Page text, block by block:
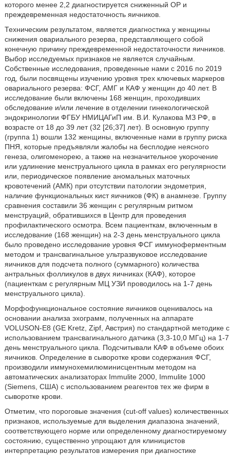
которого менее 2,2 диагностируется сниженный ОР и
преждевременная недостаточность яичников.
Техническим результатом, является диагностика у женщины
снижения овариального резерва, представляющего собой
конечную причину преждевременной недостаточности яичников.
Выбор исследуемых признаков не является случайным.
Собственные исследования, проведенные нами с 2016 по 2019
год, были посвящены изучению уровня трех ключевых маркеров
овариального резерва: ФСГ, АМГ и КАФ у женщин до 40 лет. В
исследование были включены 168 женщин, проходивших
обследование и/или лечение в отделении гинекологической
эндокринологии ФГБУ НМИЦАГиП им. В.И. Кулакова МЗ РФ, в
возрасте от 18 до 39 лет (32 [26;37] лет). В основную группу
(группа 1) вошли 132 женщины, включенные нами в группу риска
ПНЯ, которые предъявляли жалобы на бесплодие неясного
генеза, олигоменорею, а также на незначительное укорочение
или удлинение менструального цикла в рамках его регулярности
или, периодическое появление аномальных маточных
кровотечений (АМК) при отсутствии патологии эндометрия,
наличие функциональных кист яичников (ФК) в анамнезе. Группу
сравнения составили 36 женщин с регулярным ритмом
менструаций, обратившихся в Центр для проведения
профилактического осмотра. Всем пациенткам, включенным в
исследование (168 женщин) на 2-3 день менструального цикла
было проведено исследование уровня ФСГ иммуноферментным
методом и трансвагинальное ультразвуковое исследование
яичников для подсчета полного (суммарного) количества
антральных фолликулов в двух яичниках (КАФ), которое
(пациенткам с регулярным МЦ УЗИ проводилось на 1-7 день
менструального цикла).
Морфофункциональное состояние яичников оценивалось на
основании анализа эхограмм, полученных на аппарате
VOLUSON-E8 (GE Kretz, Zipf, Австрия) по стандартной методике с
использованием трансвагинального датчика (3,3-10,0 МГц) на 1-7
день менструального цикла. Подсчитывали КАФ в объеме обоих
яичников. Определение в сыворотке крови содержания ФСГ,
производили иммунохемилюминисцентным методом на
автоматических анализаторах Immulite 2000, Immulite 1000
(Siemens, США) с использованием реагентов тех же фирм в
сыворотке крови.
Отметим, что пороговые значения (cut-off values) количественных
признаков, используемые для выделения диапазона значений,
соответствующего норме или определенному диагностируемому
состоянию, существенно упрощают для клиницистов
интерпретацию результатов измерения при диагностике